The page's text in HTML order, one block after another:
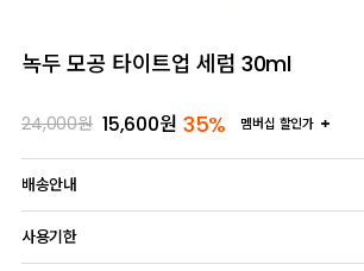
녹두 모공 타이트업 세럼 30ml
24,000원 15,600원 35% 멤버십 할인가
배송안내
사용기한